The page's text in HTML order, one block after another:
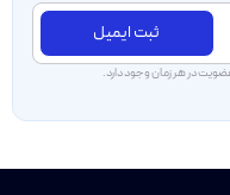
ثبت ایمیل
در هر زمان وجود دارد.